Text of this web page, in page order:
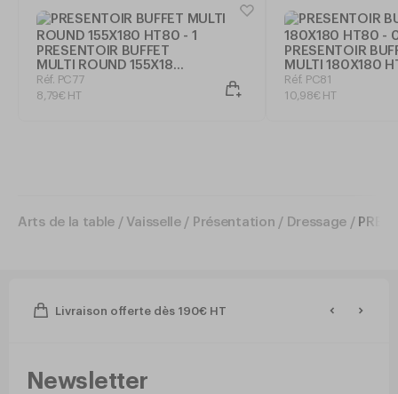
PRESENTOIR BUFFET
MULTI ROUND 155X180
HT80
Réf. PC77
8 79€ HT
PRESENTOIR
MULTI 180X180
Réf. PC81
10, 98€ HT
Arts de la table / Vaisselle / Présentation / Dressage /
Livraison offerte dès 190€ HT
Newsletter